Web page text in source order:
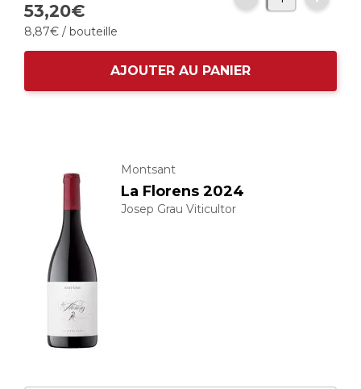
53,20€
8,87€ / bouteille
AJOUTER AU PANIER
Montsant
La Florens 2024
Josep Grau Viticultor